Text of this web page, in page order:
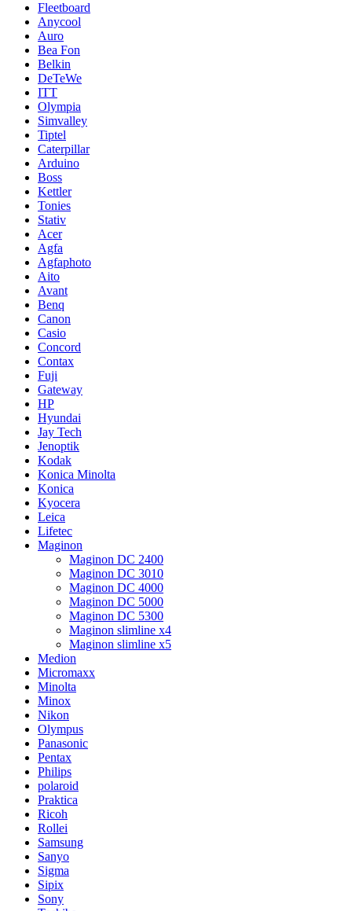
Fleetboard
Anycool
Auro
Bea Fon
Belkin
DeTeWe
ITT
Olympia
Simvalley
Tiptel
Caterpillar
Arduino
Boss
Kettler
Tonies
Stativ
Acer
Agfa
Agfaphoto
Aito
Avant
Benq
Canon
Casio
Concord
Contax
Fuji
Gateway
HP
Hyundai
Jay Tech
Jenoptik
Kodak
Konica Minolta
Konica
Kyocera
Leica
Lifetec
Maginon
Maginon DC 2400
Maginon DC 3010
Maginon DC 4000
Maginon DC 5000
Maginon DC 5300
Maginon slimline x4
Maginon slimline x5
Medion
Micromaxx
Minolta
Minox
Nikon
Olympus
Panasonic
Pentax
Philips
polaroid
Praktica
Ricoh
Rollei
Samsung
Sanyo
Sigma
Sipix
Sony